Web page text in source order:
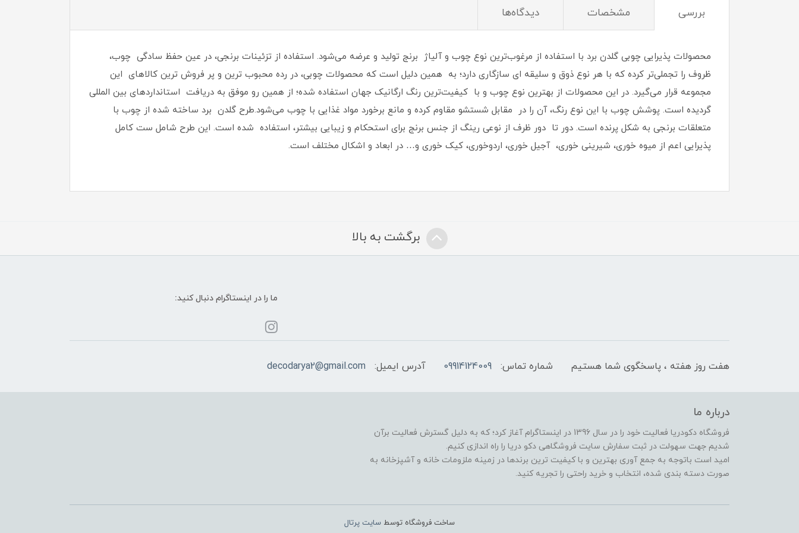
بررسی مشخصات دیدگاه‌ها
محصولات پذیرایی چوبی گلدن برد با استفاده از مرغوب‌ترین نوع چوب و آلیاژ برنج تولید و عرضه می‌شود. استفاده از تزئینات برنجی، در عین حفظ سادگی چوب،
ظروف را تجملی‌تر کرده که با هر نوع ذوق و سلیقه ای سازگاری دارد؛ به همین دلیل است که محصولات چوبی، در رده محبوب ترین و پر فروش ترین کالاهای این
مجموعه قرار می‌گیرد. در این محصولات از بهترین نوع چوب و با کیفیت‌ترین رنگ ارگانیک جهان استفاده شده؛ از همین رو موفق به دریافت استانداردهای بین المللی
گردیده است. پوشش چوب با این نوع رنگ، آن را در مقابل شستشو مقاوم کرده و مانع برخورد مواد غذایی با چوب می‌شود.طرح گلدن برد ساخته شده از چوب با
متعلقات برنجی به شکل پرنده است. دور تا دور ظرف از نوعی رینگ از جنس برنج برای استحکام و زیبایی بیشتر، استفاده شده است. این طرح شامل ست کامل
پذیرایی اعم از میوه خوری، شیرینی خوری، آجیل خوری، اردوخوری، کیک خوری و… در ابعاد و اشکال مختلف است.
برگشت به بالا
ما را در اینستاگرام دنبال کنید:
هفت روز هفته ، پاسخگوی شما هستیم شماره تماس: 09914124009 آدرس ایمیل: decodarya2@gmail.com
درباره ما
فروشگاه دکودریا فعالیت خود را در سال 1396 در اینستاگرام آغاز کرد؛ که به دلیل گسترش فعالیت برآن
شدیم جهت سهولت در ثبت سفارش سایت فروشگاهی دکو دریا را راه اندازی کنیم.
امید است باتوجه به جمع آوری بهترین و با کیفیت ترین برندها در زمینه ملزومات خانه و آشپزخانه به
صورت دسته بندی شده، انتخاب و خرید راحتی را تجریه کنید.
ساخت فروشگاه توسط سایت پرتال